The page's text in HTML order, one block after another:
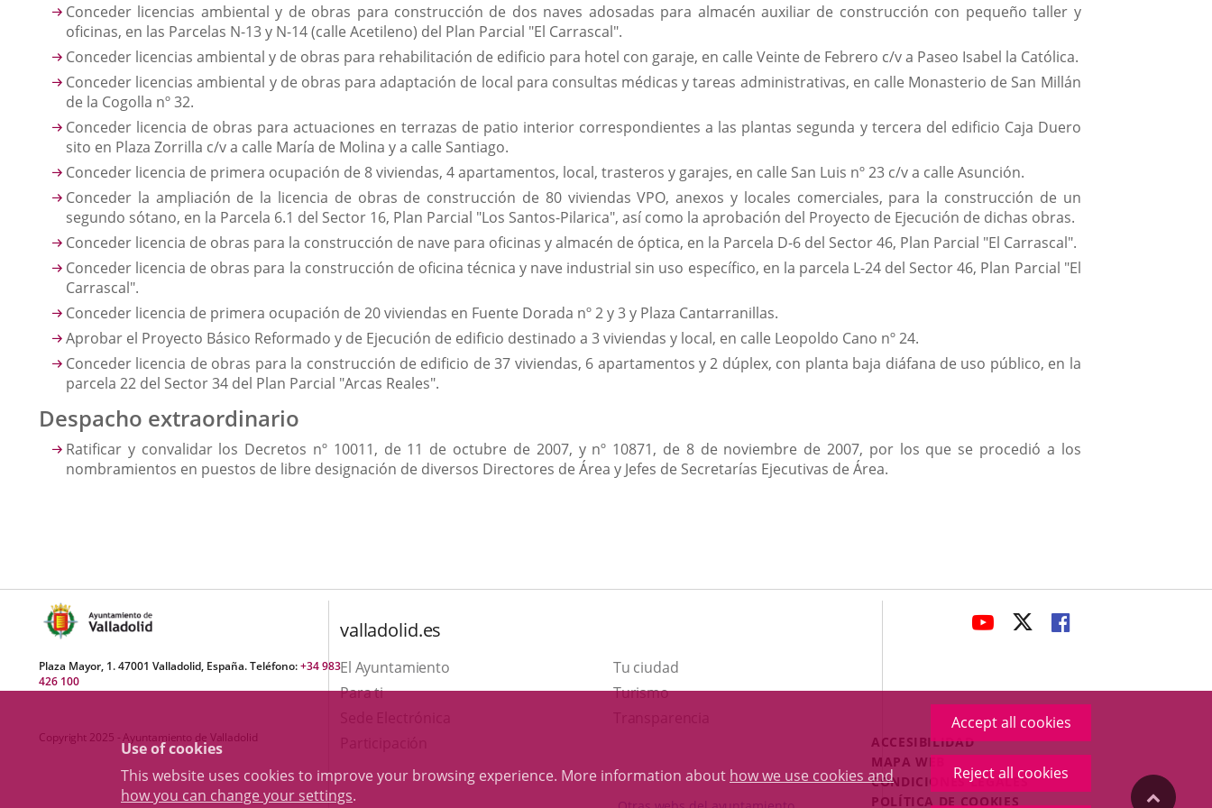
Use of cookies
This website uses cookies to improve your browsing experience. More information about how we use cookies and
how you can change your settings.
Accept all cookies
Reject all cookies
Conceder licencias ambiental y de obras para construcción de dos naves adosadas para almacén auxiliar de construcción con pequeño taller y
oficinas, en las Parcelas N-13 y N-14 (calle Acetileno) del Plan Parcial "El Carrascal".
Conceder licencias ambiental y de obras para rehabilitación de edificio para hotel con garaje, en calle Veinte de Febrero c/v a Paseo Isabel la Católica.
Conceder licencias ambiental y de obras para adaptación de local para consultas médicas y tareas administrativas, en calle Monasterio de San Millán
de la Cogolla nº 32.
Conceder licencia de obras para actuaciones en terrazas de patio interior correspondientes a las plantas segunda y tercera del edificio Caja Duero
sito en Plaza Zorrilla c/v a calle María de Molina y a calle Santiago.
Conceder licencia de primera ocupación de 8 viviendas, 4 apartamentos, local, trasteros y garajes, en calle San Luis nº 23 c/v a calle Asunción.
Conceder la ampliación de la licencia de obras de construcción de 80 viviendas VPO, anexos y locales comerciales, para la construcción de un
segundo sótano, en la Parcela 6.1 del Sector 16, Plan Parcial "Los Santos-Pilarica", así como la aprobación del Proyecto de Ejecución de dichas obras.
Conceder licencia de obras para la construcción de nave para oficinas y almacén de óptica, en la Parcela D-6 del Sector 46, Plan Parcial "El Carrascal".
Conceder licencia de obras para la construcción de oficina técnica y nave industrial sin uso específico, en la parcela L-24 del Sector 46, Plan Parcial "El
Carrascal".
Conceder licencia de primera ocupación de 20 viviendas en Fuente Dorada nº 2 y 3 y Plaza Cantarranillas.
Aprobar el Proyecto Básico Reformado y de Ejecución de edificio destinado a 3 viviendas y local, en calle Leopoldo Cano nº 24.
Conceder licencia de obras para la construcción de edificio de 37 viviendas, 6 apartamentos y 2 dúplex, con planta baja diáfana de uso público, en la
parcela 22 del Sector 34 del Plan Parcial "Arcas Reales".
Despacho extraordinario
Ratificar y convalidar los Decretos nº 10011, de 11 de octubre de 2007, y nº 10871, de 8 de noviembre de 2007, por los que se procedió a los
nombramientos en puestos de libre designación de diversos Directores de Área y Jefes de Secretarías Ejecutivas de Área.
Plaza Mayor, 1. 47001 Valladolid, España. Teléfono:+34 983
426 100
Copyright 2025 - Ayuntamiento de Valladolid
valladolid.es
El Ayuntamiento
Tu ciudad
Para ti
TurismoThis
open
external
LINK
APPLICATION.
LINK
APPLICATION.
LINK
APPLICATION.
Menú
Legal
Footer
ACCESIBILIDAD
MAPA WEB
CONDICIONES LEGALES
POLÍTICA DE COOKIES
"Back